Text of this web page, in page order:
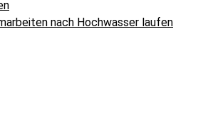
nach Hochwasser laufen